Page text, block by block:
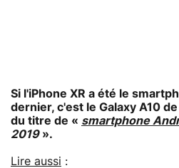
Si l'iPhone XR a été le
dernier, c'est le Galaxy A10
du titre de « smartphone
2019».
Lire aussi :